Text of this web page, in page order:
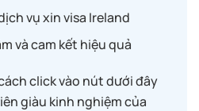
vụ xin visa Ireland
và cam kết hiệu quả
click vào nút dưới đây
giàu kinh nghiệm của